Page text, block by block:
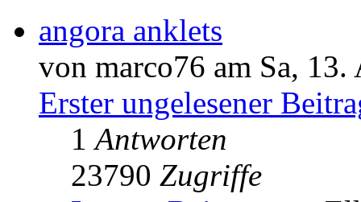
angora anklets
von marco76 am Sa,
Erster ungelesener
1Antworten
23790 Zugriffe